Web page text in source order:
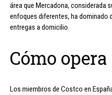
área que Mercadona, considerada
enfoques diferentes, ha dominado
entregas a domicilio.
Cómo
Los miembros de Costco en